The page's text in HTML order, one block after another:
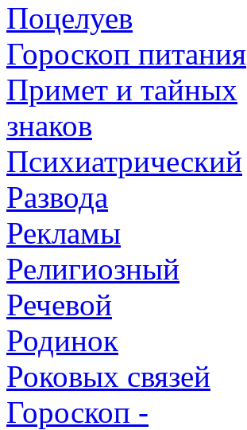
Поцелуев
Гороскоп питания
Примет и тайных
знаков
Психиатрический
Развода
Рекламы
Религиозный
Речевой
Родинок
Роковых связей
Гороскоп -